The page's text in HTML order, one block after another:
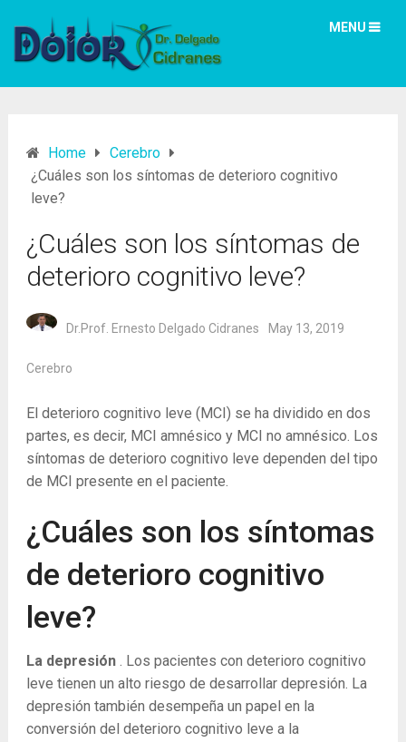
MENU
Home
Cerebro
¿Cuáles son los síntomas de deterioro cognitivo
leve?
¿Cuáles son los síntomas de
deterioro cognitivo leve?
Dr.Prof. Ernesto Delgado Cidranes May 13, 2019
Cerebro
El deterioro cognitivo leve (MCI) se ha dividido en dos
partes, es decir, MCI amnésico y MCI no amnésico. Los
síntomas de deterioro cognitivo leve dependen del tipo
de MCI presente en el paciente.
¿Cuáles son los síntomas
de deterioro cognitivo
leve?
La depresión. Los pacientes con deterioro cognitivo
leve tienen un alto riesgo de desarrollar depresión. La
depresión también desempeña un papel en la
conversión del deterioro cognitivo leve a la